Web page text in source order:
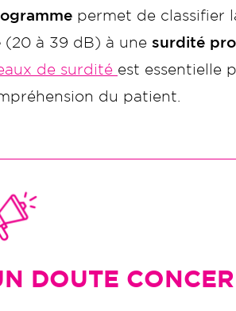
permet de classifier
(20 à 39 dB) à une surdité
de surdité est essentielle
du patient.
DOUTE